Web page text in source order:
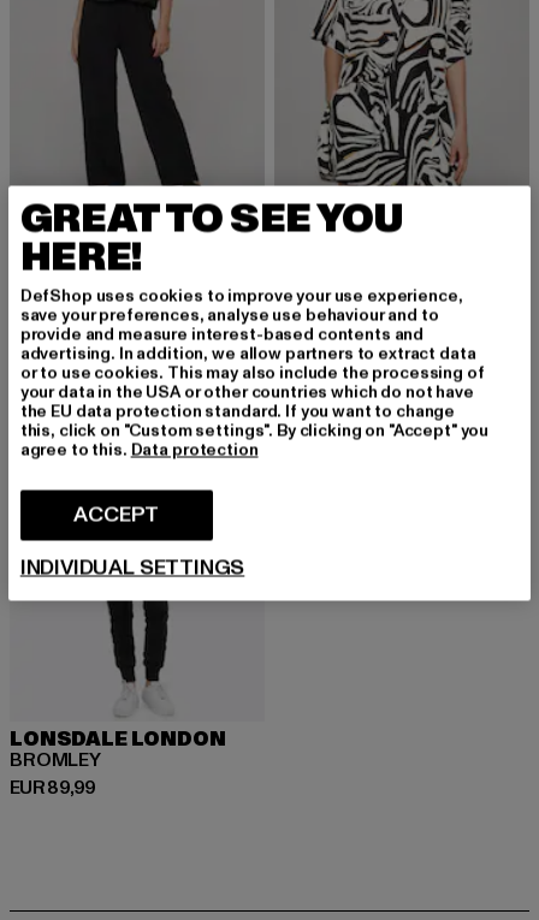
CLOUD5IVE
Set
EUR 39,99
Derzeitiger Preis: EUR 39,99
CLOUD5IVE
LONSDALE LONDON
BROMLEY
EUR 89,99
Derzeitiger Preis: EUR 89,99
GREAT TO SEE YOU
HERE!
DefShop uses cookies to improve your use experience,
save your preferences, analyse use behaviour and to
provide and measure interest-based contents and
advertising. In addition, we allow partners to extract data
or to use cookies. This may also include the processing of
your data in the USA or other countries which do not have
the EU data protection standard. If you want to change
this, click on "Custom settings". By clicking on "Accept" you
agree to this. Data protection
ACCEPT
INDIVIDUAL SETTINGS